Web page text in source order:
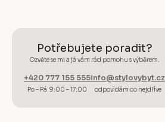
Potřebujete poradit?
Ozvěte se mi a já vám rád pomohu s výběrem.
+420 777 155 555
Po – Pá 9:00 – 17:00
info@stylovybyt.cz
odpovídám co nejdříve